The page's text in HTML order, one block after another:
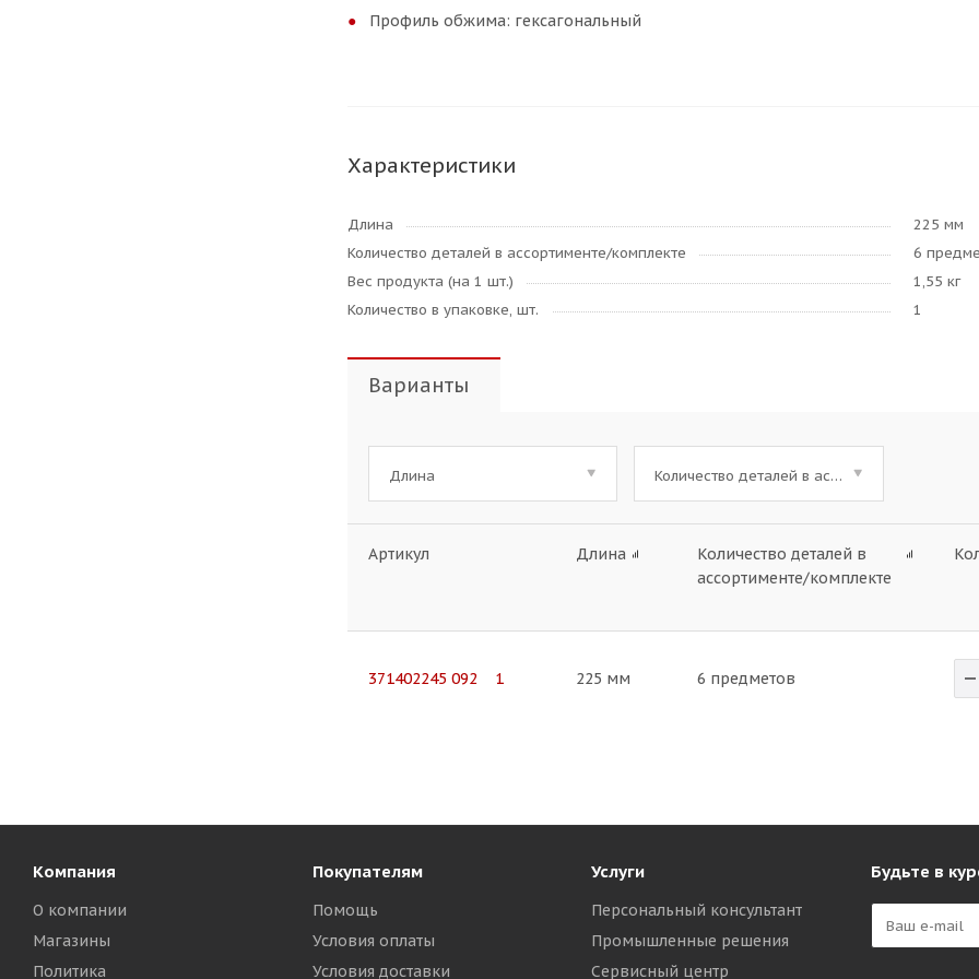
Профиль обжима: гексагональный
Характеристики
Длина
225 мм
Количество деталей в ассортименте/комплекте
6
Вес продукта (на 1 шт.)
1,55 кг
Количество в упаковке, шт.
1
Варианты
Длина Количество деталей в ассортименте/комплекте
Артикул Длина
Количество деталей в
ассортименте/комплекте
371402245 092 1 225 мм 6 предметов
Компания
О компании
Магазины
Политика
Покупателям
Помощь
Условия оплаты
Условия доставки
Услуги
Персональный консультант
Промышленные решения
Сервисный центр
Будьте в